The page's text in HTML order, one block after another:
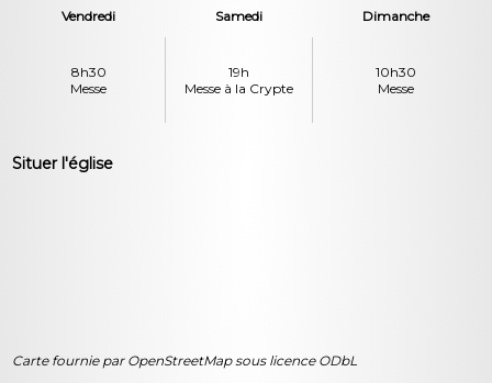
Vendredi Samedi Dimanche
8h30
Messe
19h
Messe à la Crypte
10h30
Messe
Situer l'église
Carte fournie par OpenStreetMap sous licence ODbL